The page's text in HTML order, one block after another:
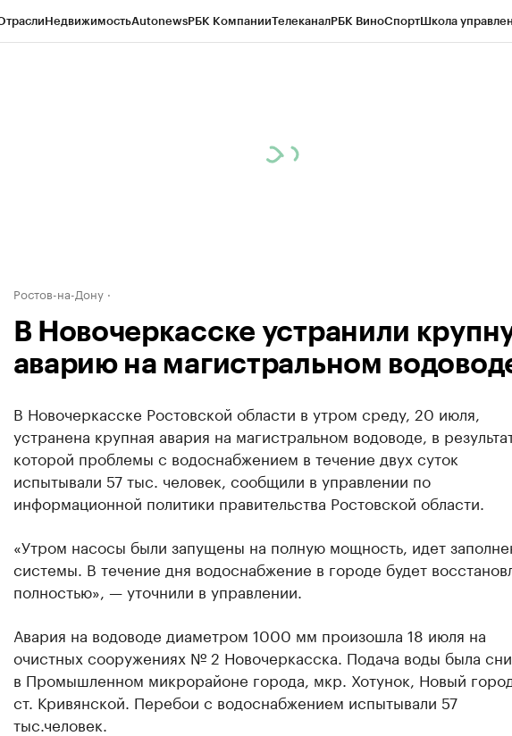
НедвижимостьAutonewsРБК КомпанииТелеканалРБК ВиноСпортШкола
Ростов-на-Дону
В Новочеркасске устранили
аварию на магистральном
В Новочеркасске Ростовской области в утром среду, 20 июля,
устранена крупная авария на магистральном водоводе, в
которой проблемы с водоснабжением в течение двух суток
испытывали 57 тыс. человек, сообщили в управлении по
информационной политики правительства Ростовской области.
«Утром насосы были запущены на полную мощность, идет
системы. В течение дня водоснабжение в городе будет
полностью», — уточнили в управлении.
Авария на водоводе диаметром 1000 мм произошла 18 июля на
очистных сооружениях № 2 Новочеркасска. Подача воды была
в Промышленном микрорайоне города, мкр. Хотунок, Новый
ст. Кривянской. Перебои с водоснабжением испытывали 57
тыс.человек.